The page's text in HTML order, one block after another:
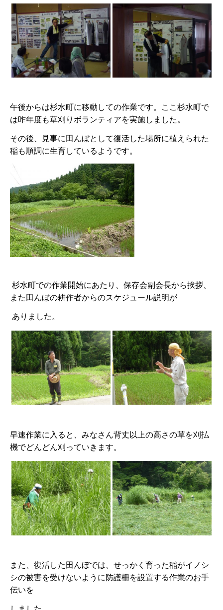
午後からは杉水町に移動しての作業です。ここ杉水町で
は昨年度も草刈りボランティアを実施しました。
その後、見事に田んぼとして復活した場所に植えられた
稲も順調に生育しているようです。
杉水町での作業開始にあたり、保存会副会長から挨拶、
また田んぼの耕作者からのスケジュール説明が
ありました。
早速作業に入ると、みなさん背丈以上の高さの草を刈払
機でどんどん刈っていきます。
また、復活した田んぼでは、せっかく育った稲がイノシ
シの被害を受けないように防護柵を設置する作業のお手
伝いを